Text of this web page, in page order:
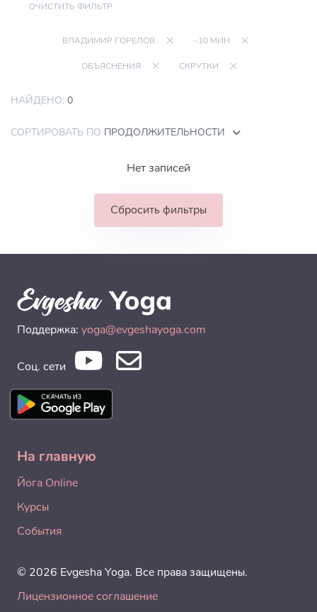
ОЧИСТИТЬ ФИЛЬТР
ВЛАДИМИР ГОРЕЛОВ ~10 МИН
ОБЪЯСНЕНИЯ СКРУТКИ
НАЙДЕНО: 0
СОРТИРОВАТЬ ПО ПРОДОЛЖИТЕЛЬНОСТИ
Нет записей
Сбросить фильтры
Поддержка: yoga@evgeshayoga.com
Соц. сети
На главную
Йога Online
Курсы
События
© 2026 Evgesha Yoga. Все права защищены.
Лицензионное соглашение